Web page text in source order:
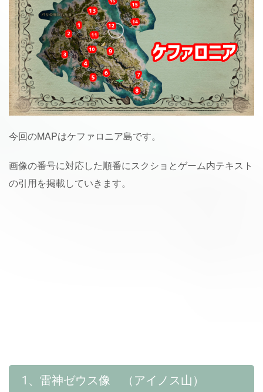
今回のMAPはケファロニア島です。
画像の番号に対応した順番にスクショとゲーム内テキスト
の引用を掲載していきます。
1、雷神ゼウス像 （アイノス山）